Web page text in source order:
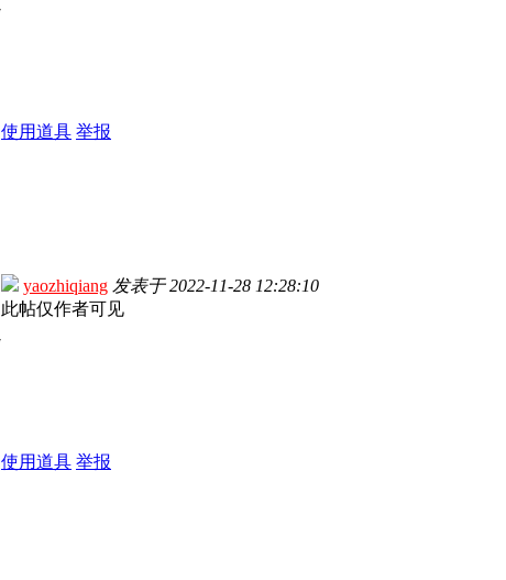
使用道具 举报
yaozhiqiang 发表于2022-11-28 12:28:10
此帖仅作者可见
使用道具 举报